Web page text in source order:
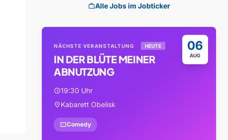
workAlle Jobs im Jobticker
06
AUG
NÄCHSTE VERANSTALTUNG HEUTE
IN DER BLÜTE MEINER
ABNUTZUNG
schedule19:30 Uhr
location_onKabarett Obelisk
confirmation_numberComedy